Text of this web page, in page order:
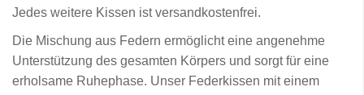
Jedes weitere Kissen ist versandkostenfrei.
Die Mischung aus Federn ermöglicht eine angenehme
Unterstützung des gesamten Körpers und sorgt für eine
erholsame Ruhephase. Unser Federkissen mit einem